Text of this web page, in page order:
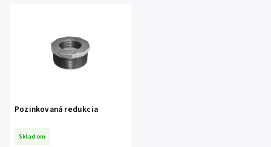
Pozinkovaná redukcia
Skladom